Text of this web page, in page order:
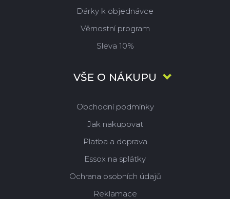
Dárky k objednávce
Věrnostní program
Sleva 10%
VŠE O NÁKUPU
Obchodní podmínky
Jak nakupovat
Platba a doprava
Essox na splátky
Ochrana osobních údajů
Reklamace